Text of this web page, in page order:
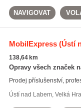
NAVIGOVAT
MobilExpress(Ústí
138,64 km
Opravy všech značek
Prodej příslušenství,
Ústí nad Labem, Velká